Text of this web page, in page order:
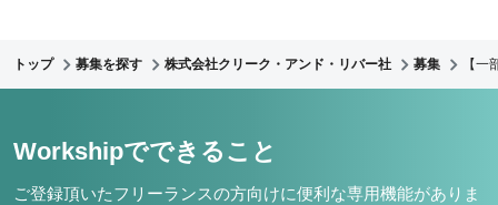
トップ 募集を探す 株式会社クリーク・アンド・リバー社 募集 【
Workshipでできること
ご登録頂いたフリーランスの方向けに便利な専用機能がありま